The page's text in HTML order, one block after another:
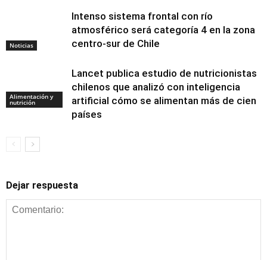
Noticias
Intenso sistema frontal con río
atmosférico será categoría 4 en la zona
centro-sur de Chile
Alimentación y
nutrición
Lancet publica estudio de nutricionistas
chilenos que analizó con inteligencia
artificial cómo se alimentan más de cien
países
Dejar respuesta